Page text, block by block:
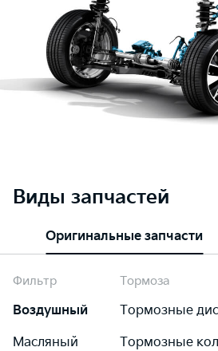
Виды запчастей
Оригинальные запчасти
Фильтр
Воздушный
Масляный
Тормоза
Тормозные
Тормозные